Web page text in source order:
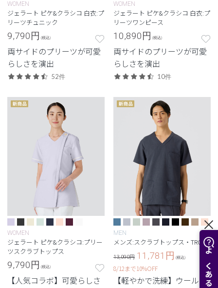
WOMEN
ジェラート ピケ&クラシコ 白衣:プ
リーツチュニック
9,790円 (税込)
両サイドのプリーツが可愛
らしさを演出
52件
WOMEN
ジェラート ピケ&クラシコ 白衣:プ
リーツワンピース
10,890円 (税込)
両サイドのプリーツが可愛
らしさを演出
10件
WOMEN
ジェラート ピケ&クラシコ:プリー
ツスクラブトップス
9,790円 (税込)
【人気コラボ】可愛らしさ
MEN
メンズ:スクラブトップス・TRO
13,090円 11,781 円 (税込)
8/12まで10%OFF
【軽やかで洗練】ウールの